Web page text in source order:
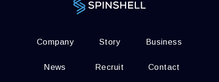
Company Story Business
News Recruit Contact